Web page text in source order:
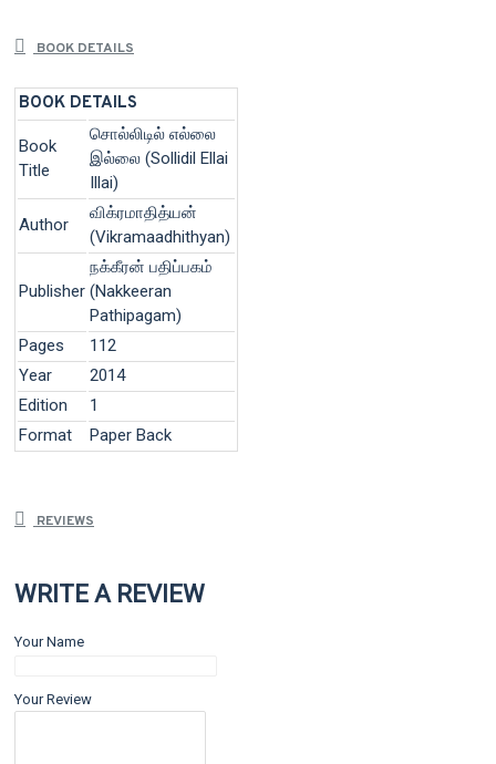
BOOK DETAILS
BOOK DETAILS
Book
Title
சொல்லிடில் எல்லை
இல்லை (Sollidil Ellai
Illai)
Author
விக்ரமாதித்யன்
(Vikramaadhithyan)
Publisher
நக்கீரன் பதிப்பகம்
(Nakkeeran
Pathipagam)
Pages
112
Year
2014
Edition
1
Format
Paper Back
REVIEWS
WRITE A REVIEW
Your Name
Your Review